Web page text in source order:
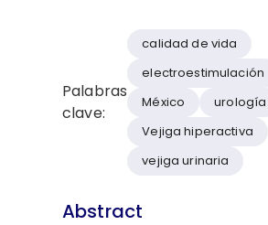
Palabras
clave:
calidad de vida
electroestimulación
México
urología
Vejiga hiperactiva
vejiga urinaria
Abstract